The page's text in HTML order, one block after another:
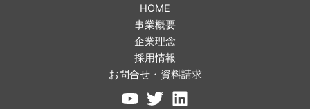
HOME
事業概要
企業理念
採用情報
お問合せ・資料請求